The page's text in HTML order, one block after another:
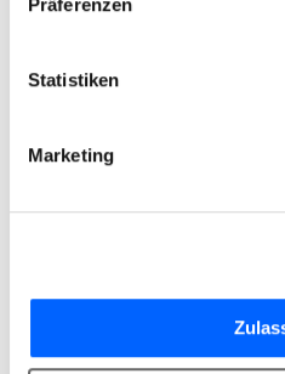
Statistiken
Marketing